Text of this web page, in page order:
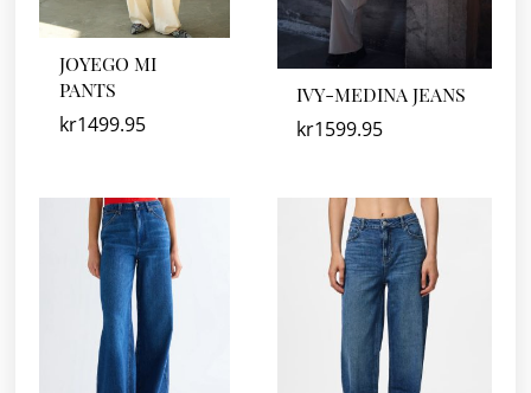
JOYEGO MI
PANTS
kr1499.95
IVY-MEDINA JEANS
kr1599.95